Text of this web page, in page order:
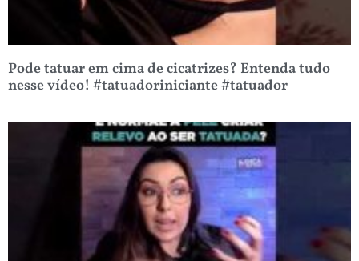
Pode tatuar em cima de cicatrizes? Entenda tudo
nesse vídeo! #tatuadoriniciante #tatuador